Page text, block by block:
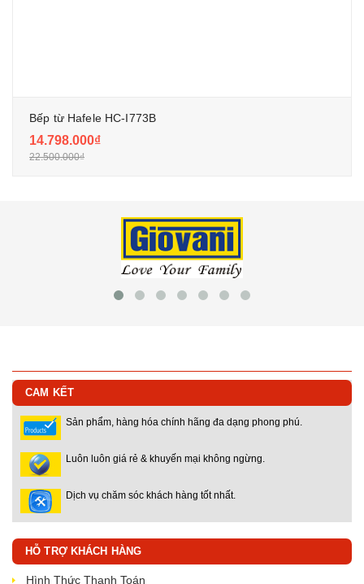
Bếp từ Hafele HC-I773B
14.798.000₫
22.500.000₫
CAM KẾT
Sản phẩm, hàng hóa chính hãng đa dạng phong phú.
Luôn luôn giá rẻ & khuyến mại không ngừng.
Dịch vụ chăm sóc khách hàng tốt nhất.
HỖ TRỢ KHÁCH HÀNG
Hình Thức Thanh Toán